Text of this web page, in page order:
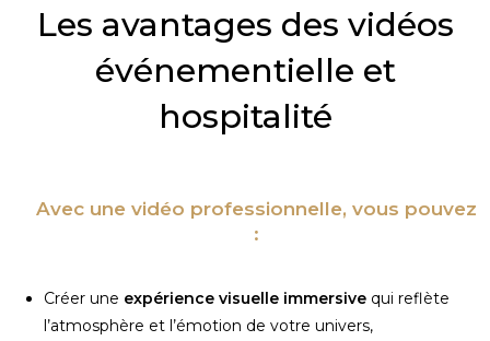
Les avantages des vidéos
événementielle et
hospitalité
Avec une vidéo professionnelle, vous pouvez
:
Créer une expérience visuelle immersive qui reflète
l’atmosphère et l’émotion de votre univers,